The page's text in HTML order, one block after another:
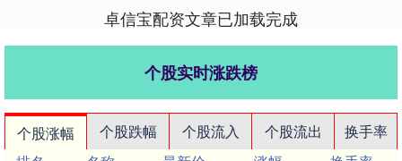
卓信宝配资文章已加载完成
个股实时涨跌榜
个股涨幅 个股跌幅 个股流入 个股流出
换手率